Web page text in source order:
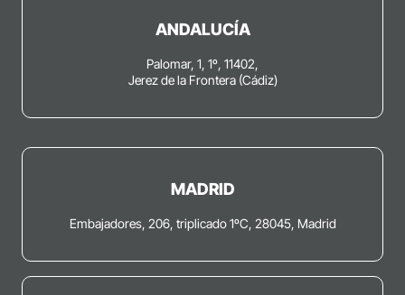
ANDALUCÍA
Palomar, 1, 1º, 11402,
Jerez de la Frontera (Cádiz)
MADRID
Embajadores, 206, triplicado 1ºC, 28045, Madrid